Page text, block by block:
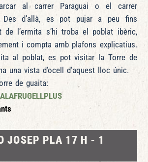
al carrer Paraguai o el carrer
Des d’allà, es pot pujar a peu fins
de l’ermita s’hi troba el poblat ibèric,
i compta amb plafons explicatius.
al poblat, es pot visitar la Torre de
una vista d’ocell d’aquest lloc únic.
de guaita:
JOSEP PLA 17 H - 1